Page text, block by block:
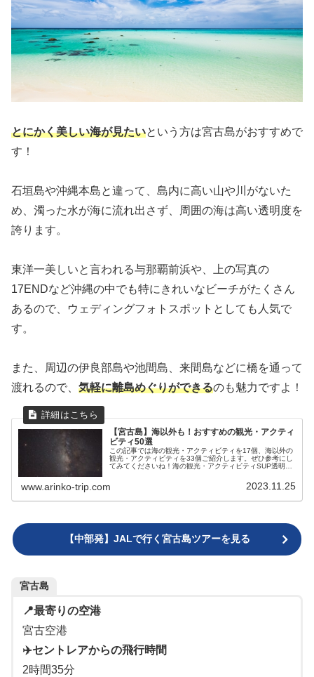
とにかく美しい海が見たいという方は宮古島がおすすめで
す！
石垣島や沖縄本島と違って、島内に高い山や川がないた
め、濁った水が海に流れ出さず、周囲の海は高い透明度を
誇ります。
東洋一美しいと言われる与那覇前浜や、上の写真の
17ENDなど沖縄の中でも特にきれいなビーチがたくさん
あるので、ウェディングフォトスポットとしても人気で
す。
また、周辺の伊良部島や池間島、来間島などに橋を通って
渡れるので、 気軽に離島めぐりができるのも魅力ですよ！
【宮古島】海以外も！おすすめの観光・アクティ
ビティ50選
この記事では海の観光・アクティビティを17個、海以外の
観光・アクティビティを33個ご紹介します。ぜひ参考にし
てみてくださいね！海の観光・アクティビティSUP透明度
www.arinko-trip.com 2023.11.25
【中部発】JALで行く宮古島ツアーを見る
宮古島
📍最寄りの空港
宮古空港
✈️セントレアからの飛行時間
2時間35分